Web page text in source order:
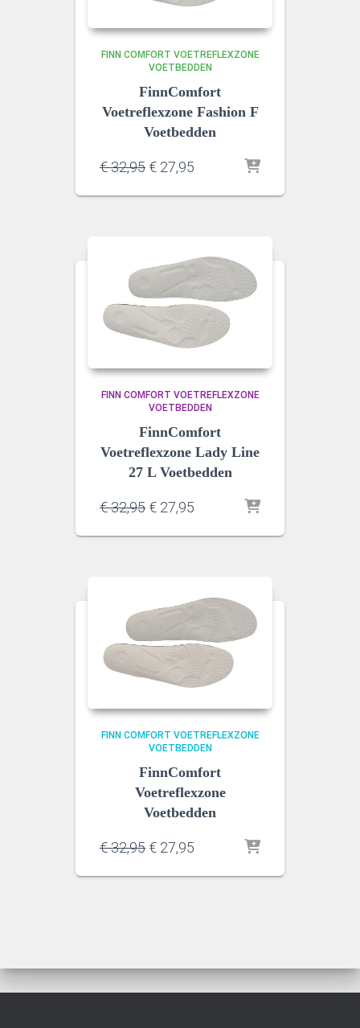
FINN COMFORT VOETREFLEXZONE
VOETBEDDEN
FinnComfort
Voetreflexzone Fashion F
Voetbedden
€32,95 Oorspronkelijke
was:
€ 27,95
is:
FINN COMFORT VOETREFLEXZONE
VOETBEDDEN
FinnComfort
Voetreflexzone Lady Line
27 L Voetbedden
€32,95 Oorspronkelijke
was:
€ 27,95
is:
FINN COMFORT VOETREFLEXZONE
VOETBEDDEN
FinnComfort
Voetreflexzone
Voetbedden
€32,95 Oorspronkelijke
was:
€ 27,95
is: